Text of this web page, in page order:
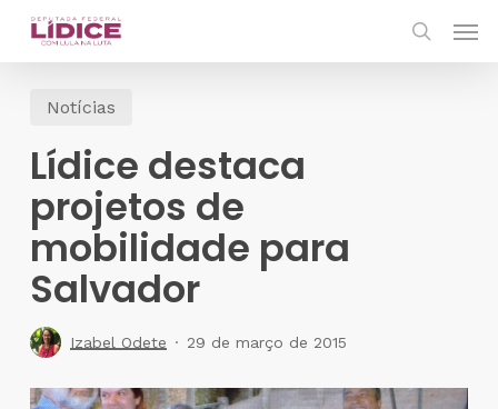
Skip
contentNotícias
Lídice destaca
projetos de
mobilidade para
Salvador
Izabel Odete 29 de março de 2015